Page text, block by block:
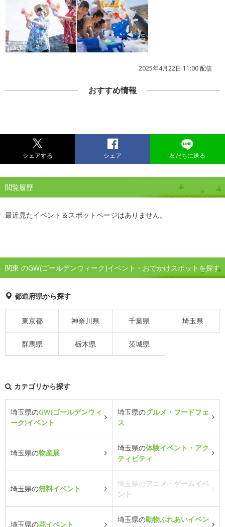
2025年4月22日 11:00 配信
おすすめ情報
シェアする シェア 友だちに送る
閲覧履歴
最近見たイベント＆スポットページはありません。
関東 のGW(ゴールデンウィーク)イベント・おでかけスポットを探す
都道府県から探す
東京都 神奈川県 千葉県 埼玉県
群馬県 栃木県 茨城県
カテゴリから探す
埼玉県のGW(ゴールデンウィ
ーク)イベント
埼玉県のグルメ・フードフェ
ス
埼玉県の物産展
埼玉県の体験イベント・アク
ティビティ
埼玉県の無料イベント
埼玉県のアニメ・ゲームイベ
ント
埼玉県の花イベント
埼玉県の動物ふれあいイベン